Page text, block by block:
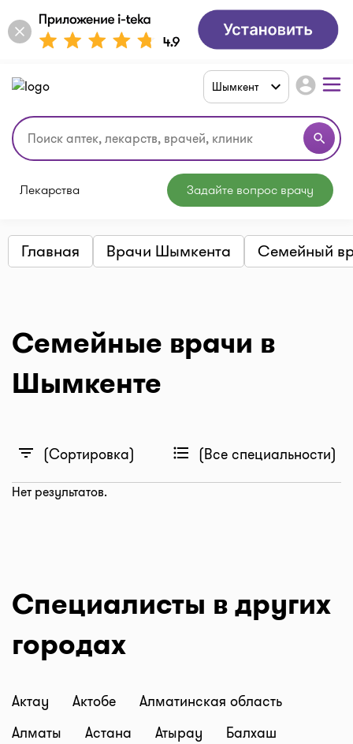
search
Шымкент account_circle
Лекарства Задайте вопрос врачу
Главная Врачи Шымкента Семейный
Семейные врачи в
Шымкенте
filter_list (Сортировка) format_list_bulleted (Все специальности)
Нет результатов.
Специалисты в других
городах
Актау Актобе
Алматинская область
Алматы
Астана Атырау
Балхаш